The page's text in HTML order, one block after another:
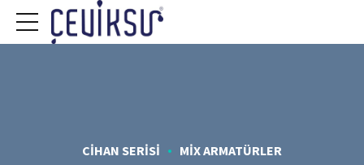
CIHAN SERISI MIX ARMATÜRLER